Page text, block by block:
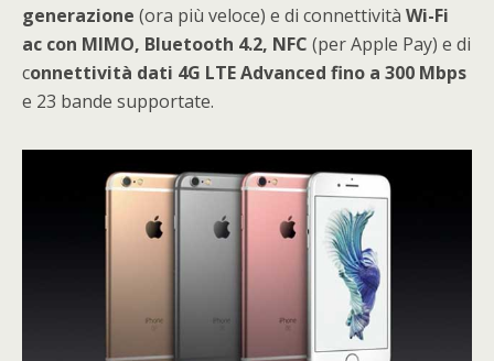
generazione (ora più veloce) e di connettività Wi-Fi
ac con MIMO, Bluetooth 4.2, NFC (per Apple Pay) e di
connettività dati 4G LTE Advanced fino a 300 Mbps
e 23 bande supportate.